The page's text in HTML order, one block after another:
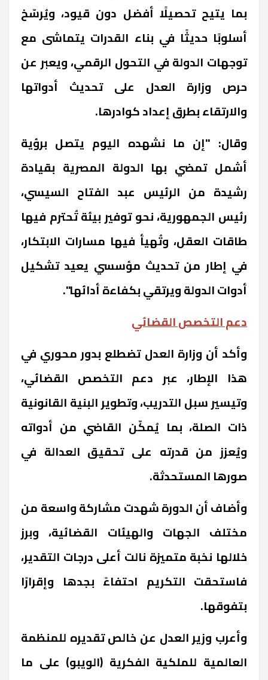
بما يتيح تحصيلًا أفضل دون قيود، ويُرسّخ
أسلوبًا حديثًا في بناء القدرات يتماشى مع
توجهات الدولة في التحول الرقمي، ويعبر عن
حرص وزارة العدل على تحديث أدواتها
والارتقاء بطرق إعداد كوادرها.
وقال: "إن ما نشهده اليوم يتصل برؤية
أشمل تمضي بها الدولة المصرية بقيادة
رشيدة من الرئيس عبد الفتاح السيسي،
رئيس الجمهورية، نحو توفير بيئة تُحترم فيها
طاقات العقل، وتُهيأ فيها مسارات الابتكار،
في إطار من تحديث مؤسسي يعيد تشكيل
أدوات الدولة ويرتقي بكفاءة أدائها".
دعم التخصص القضائي
وأكد أن وزارة العدل تضطلع بدور محوري في
هذا الإطار، عبر دعم التخصص القضائي،
وتيسير سبل التدريب، وتطوير البنية القانونية
ذات الصلة، بما يُمكّن القاضي من أدواته
ويُعزز من قدرته على تحقيق العدالة في
صورها المستحدثة.
وأضاف أن الدورة شهدت مشاركة واسعة من
مختلف الجهات والهيئات القضائية، وبرز
خلالها نخبة متميزة نالت أعلى درجات التقدير،
فاستحقت التكريم احتفاءً بجدها وإقرارًا
بتفوقها.
وأعرب وزير العدل عن خالص تقديره للمنظمة
العالمية للملكية الفكرية (الويبو) على ما